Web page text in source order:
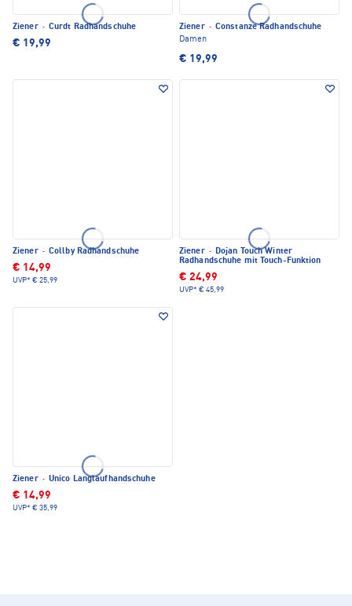
Ziener · Curdt Radhandschuhe
€ 19,99
Ziener · Constanze Radhandschuhe
Damen
€ 19,99
Ziener · Collby Radhandschuhe
€ 14,99
UVP* € 25,99
Ziener · Dojan Touch Winter
Radhandschuhe mit Touch-Funktion
€ 24,99
UVP* € 45,99
Ziener · Unico Langlaufhandschuhe
€ 14,99
UVP* € 35,99